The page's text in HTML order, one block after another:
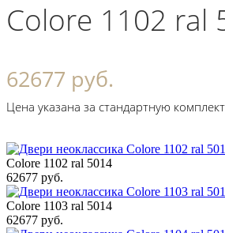
Colore 1102 ral
62677 руб.
Цена указана за стандартную
Colore 1102 ral 5014
62677 руб.
Colore 1103 ral 5014
62677 руб.